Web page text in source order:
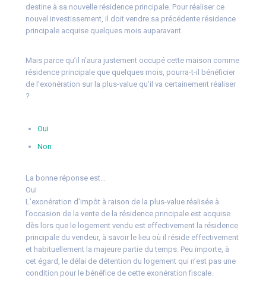
destine à sa nouvelle résidence principale. Pour réaliser ce
nouvel investissement, il doit vendre sa précédente résidence
principale acquise quelques mois auparavant.
Mais parce qu’il n’aura justement occupé cette maison comme
résidence principale que quelques mois, pourra-t-il bénéficier
de l’exonération sur la plus-value qu’il va certainement réaliser
?
Oui
Non
La bonne réponse est…
Oui
L’exonération d’impôt à raison de la plus-value réalisée à
l’occasion de la vente de la résidence principale est acquise
dès lors que le logement vendu est effectivement la résidence
principale du vendeur, à savoir le lieu où il réside effectivement
et habituellement la majeure partie du temps. Peu importe, à
cet égard, le délai de détention du logement qui n’est pas une
condition pour le bénéfice de cette exonération fiscale.